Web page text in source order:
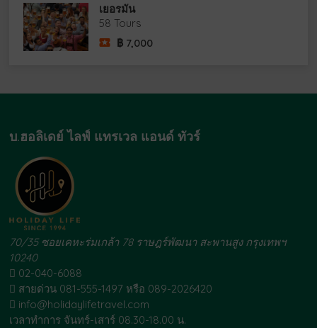
เยอรมัน
58 Tours
฿ 7,000
บ.ฮอลิเดย์ ไลฟ์ แทรเวล แอนด์ ทัวร์
70/35 ซอยเคหะร่มเกล้า 78 ราษฎร์พัฒนา สะพานสูง กรุงเทพฯ
10240
02-040-6088
สายด่วน 081-555-1497 หรือ 089-2026420
info@holidaylifetravel.com
เวลาทำการ จันทร์-เสาร์ 08.30-18.00 น.